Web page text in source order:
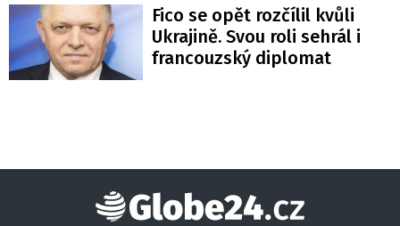
Fico se opět rozčílil kvůli
Ukrajině. Svou roli sehrál i
francouzský diplomat
Globe24